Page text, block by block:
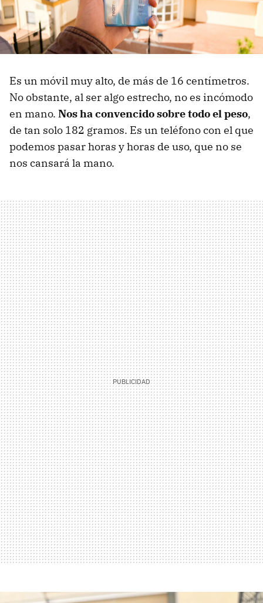
Es un móvil muy alto, de más de 16 centímetros.
No obstante, al ser algo estrecho, no es incómodo
en mano. Nos ha convencido sobre todo el peso,
de tan solo 182 gramos. Es un teléfono con el que
podemos pasar horas y horas de uso, que no se
nos cansará la mano.